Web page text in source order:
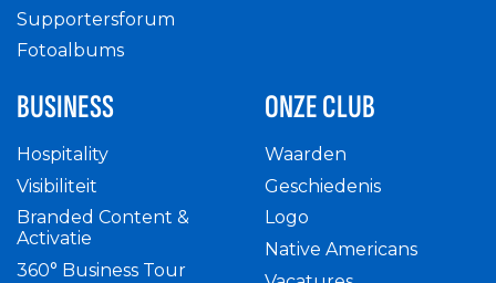
Supportersforum
Fotoalbums
BUSINESS
Hospitality
Visibiliteit
Branded Content &
Activatie
360° Business Tour
ONZE CLUB
Waarden
Geschiedenis
Logo
Native Americans